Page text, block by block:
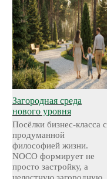
Загородная среда
нового уровня
Посёлки бизнес-класса с
продуманной
философией жизни.
NOCO формирует не
просто застройку, а
целостную загородную